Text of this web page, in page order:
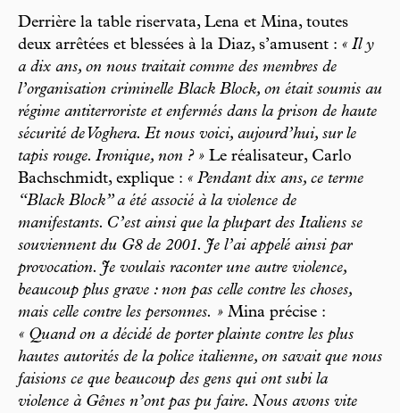
Derrière la table riservata, Lena et Mina, toutes
deux arrêtées et blessées à la Diaz, s’amusent : « Il y
a dix ans, on nous traitait comme des membres de
l’organisation criminelle Black Block, on était soumis au
régime antiterroriste et enfermés dans la prison de haute
sécurité de Voghera. Et nous voici, aujourd’hui, sur le
tapis rouge. Ironique, non ? » Le réalisateur, Carlo
Bachschmidt, explique : « Pendant dix ans, ce terme
“Black Block” a été associé à la violence de
manifestants. C’est ainsi que la plupart des Italiens se
souviennent du G8 de 2001. Je l’ai appelé ainsi par
provocation. Je voulais raconter une autre violence,
beaucoup plus grave : non pas celle contre les choses,
mais celle contre les personnes. » Mina précise :
« Quand on a décidé de porter plainte contre les plus
hautes autorités de la police italienne, on savait que nous
faisions ce que beaucoup des gens qui ont subi la
violence à Gênes n’ont pas pu faire. Nous avons vite